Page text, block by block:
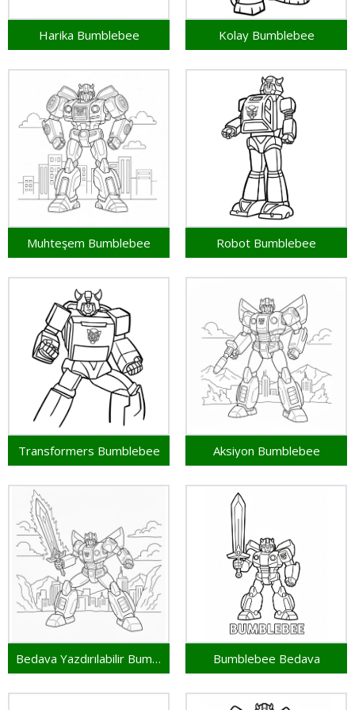
Harika Bumblebee Kolay Bumblebee
Muhteşem Bumblebee Robot Bumblebee
Transformers Bumblebee Aksiyon Bumblebee
Bedava Yazdırılabilir Bumblebee Bumblebee Bedava